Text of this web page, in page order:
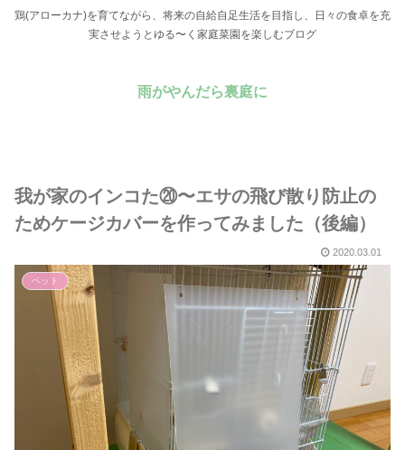
鶏(アローカナ)を育てながら、将来の自給自足生活を目指し、日々の食卓を充
実させようとゆる〜く家庭菜園を楽しむブログ
雨がやんだら裏庭に
我が家のインコた⑳〜エサの飛び散り防止の
ためケージカバーを作ってみました（後編）
2020.03.01
ペット